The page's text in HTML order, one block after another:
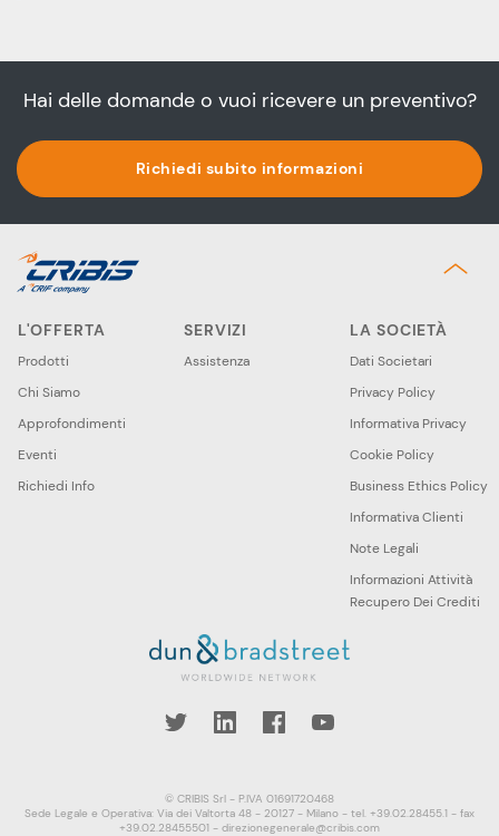
Hai delle domande o vuoi ricevere un preventivo?
Richiedi subito informazioni
L'OFFERTA
Prodotti
Chi Siamo
Approfondimenti
Eventi
Richiedi Info
SERVIZI
Assistenza
LA SOCIETÀ
Dati Societari
Privacy Policy
Informativa Privacy
Cookie Policy
Business Ethics Policy
Informativa Clienti
Note Legali
Informazioni Attività
Recupero Dei Crediti
© CRIBIS Srl - P.IVA 01691720468
Sede Legale e Operativa: Via dei Valtorta 48 - 20127 - Milano - tel. +39.02.28455.1 - fax
+39.02.28455501 - direzionegenerale@cribis.com